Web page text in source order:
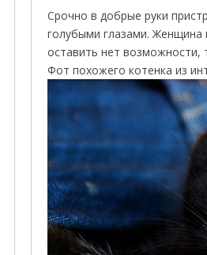
Срочно в добрые руки
голубыми глазами. Женщина
оставить нет возможности,
Фот похожего котенка из